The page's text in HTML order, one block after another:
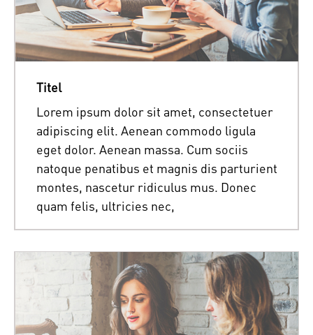
Titel
Lorem ipsum dolor sit amet, consectetuer
adipiscing elit. Aenean commodo ligula
eget dolor. Aenean massa. Cum sociis
natoque penatibus et magnis dis parturient
montes, nascetur ridiculus mus. Donec
quam felis, ultricies nec,